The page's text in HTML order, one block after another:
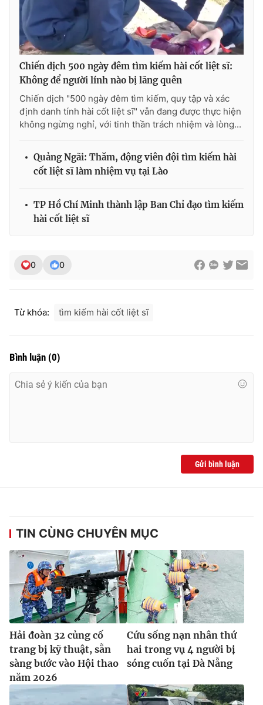
Chiến dịch 500 ngày đêm tìm kiếm hài cốt liệt sĩ:
Không để người lính nào bị lãng quên
Chiến dịch "500 ngày đêm tìm kiếm, quy tập và xác
định danh tính hài cốt liệt sĩ" vẫn đang được thực hiện
không ngừng nghỉ, với tinh thần trách nhiệm và lòng...
Quảng Ngãi: Thăm, động viên đội tìm kiếm hài
cốt liệt sĩ làm nhiệm vụ tại Lào
TP Hồ Chí Minh thành lập Ban Chỉ đạo tìm kiếm
hài cốt liệt sĩ
0 0
Từ khóa: tìm kiếm hài cốt liệt sĩ
Bình luận (0)
Gửi bình luận
TIN CÙNG CHUYÊN MỤC
Hải đoàn 32 củng cố
trang bị kỹ thuật, sẵn
sàng bước vào Hội thao
năm 2026
Cứu sống nạn nhân thứ
hai trong vụ 4 người bị
sóng cuốn tại Đà Nẵng